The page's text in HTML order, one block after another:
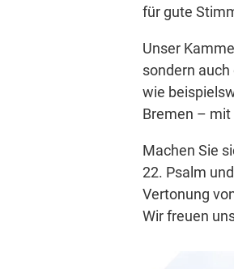
für gute
Unser
sondern
wie
Bremen – mit
Machen Sie
22. Psalm
Vertonung
Wir freuen